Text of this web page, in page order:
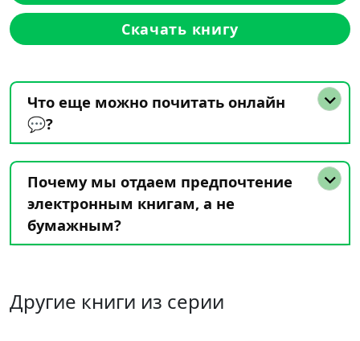
Скачать книгу
Что еще можно почитать онлайн
💬?
Почему мы отдаем предпочтение
электронным книгам, а не
бумажным?
Другие книги из серии